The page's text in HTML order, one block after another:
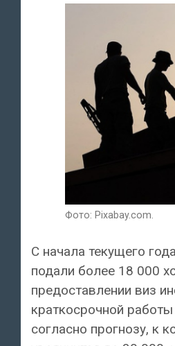
Фото: Pixabay.com.
С начала текущего
подали более 18 000
предоставлении виз
краткосрочной
согласно прогнозу, к